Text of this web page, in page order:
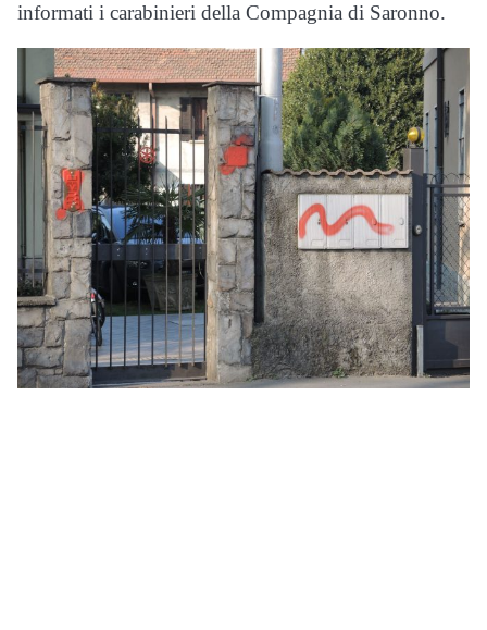
informati i carabinieri della Compagnia di Saronno.